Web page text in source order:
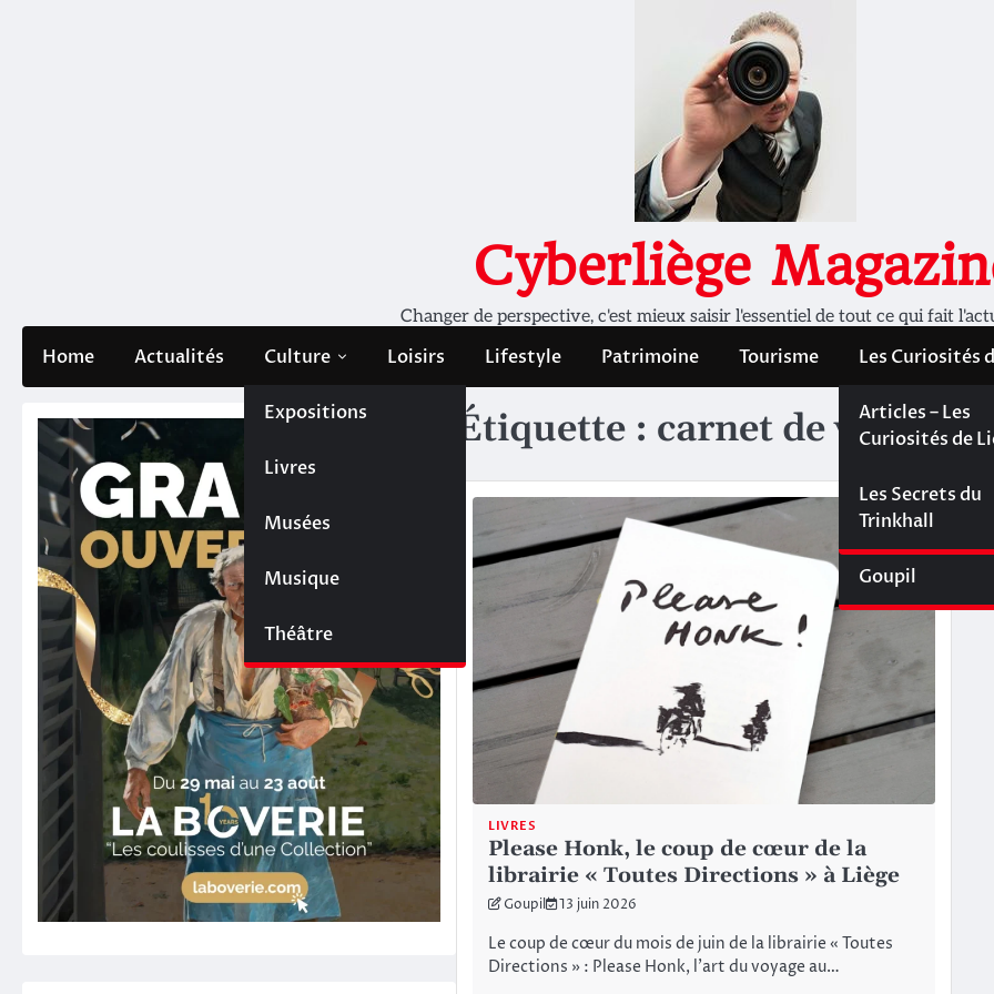
Cyberliège
Changer de perspective, c'est mieux saisir l'essentiel de tout ce qui fait
Home Actualités Culture
Expositions
Livres
Musées
Musique
Théâtre
Loisirs Lifestyle Patrimoine Tourisme Les Curiosités
Les Curiosités de
Liège
Articles – Les
Curiosités de
Les dossiers de
Cyberliège
Les Secrets du
Trinkhall
Goupil
Étiquette : carnet de voyage
LIVRES
Please Honk, le coup de cœur de la
librairie « Toutes Directions » à Liège
Goupil 13 juin 2026
Le coup de cœur du mois de juin de la librairie « Toutes
Directions » : Please Honk, l’art du voyage au…